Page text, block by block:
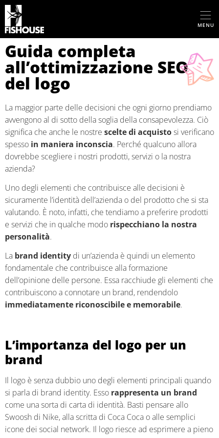
MENU
Guida completa
all’ottimizzazione SEO
del logo
La maggior parte delle decisioni che ogni giorno prendiamo
avvengono al di sotto della soglia della consapevolezza. Ciò
significa che anche le nostre scelte di acquistosi verificano
spesso in maniera inconscia. Perché qualcuno allora
dovrebbe scegliere i nostri prodotti, servizi o la nostra
azienda?
Uno degli elementi che contribuisce alle decisioni è
sicuramente l’identità dell’azienda o del prodotto che si sta
valutando. È noto, infatti, che tendiamo a preferire prodotti
e servizi che in qualche modo rispecchiano la nostra
personalità.
La brand identity di un’azienda è quindi un elemento
fondamentale che contribuisce alla formazione
dell’opinione delle persone. Essa racchiude gli elementi che
contribuiscono a connotare un brand, rendendolo
immediatamente riconoscibile e memorabile.
L’importanza del logo per un
brand
Il logo è senza dubbio uno degli elementi principali quando
si parla di brand identity. Esso rappresenta un brand
come una sorta di carta di identità. Basti pensare allo
Swoosh di Nike, alla scritta di Coca Coca o alle semplici
icone dei social network. Il logo riesce ad esprimere a pieno